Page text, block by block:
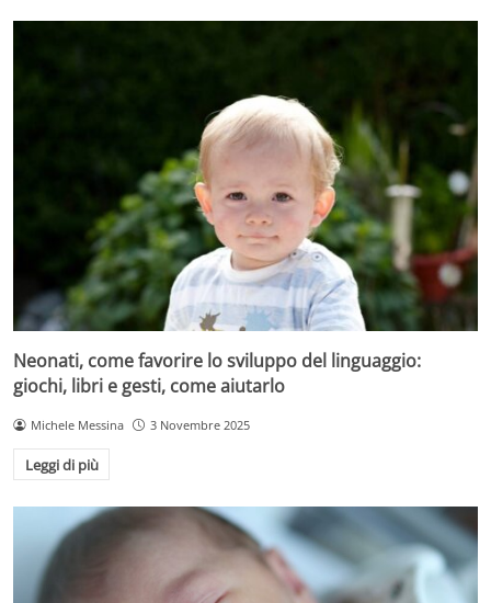
Neonati, come favorire lo sviluppo del linguaggio:
giochi, libri e gesti, come aiutarlo
Michele Messina 3 Novembre 2025
Leggi di più